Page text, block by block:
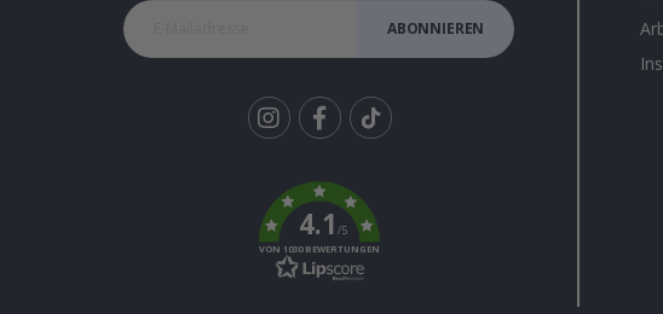
ABONNIEREN
k
4.1/5
VON 1030 BEWERTUNGEN